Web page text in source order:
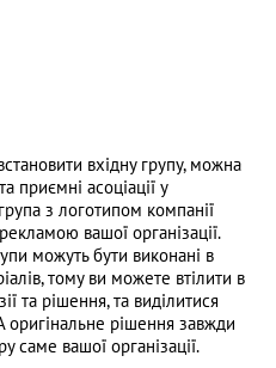
вхідну групу, можна
приємні асоціації у
з логотипом компанії
вашої організації.
можуть бути виконані в
тому ви можете втілити в
та рішення, та виділитися
оригінальне рішення завжди
саме вашої організації.